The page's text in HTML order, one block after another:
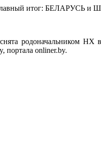
итог: БЕЛАРУСЬ и
родоначальником
портала onliner.by.